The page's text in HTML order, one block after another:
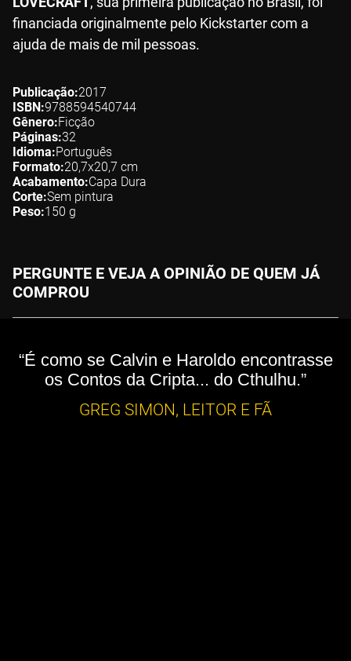
financiada originalmente pelo Kickstarter com a
ajuda de mais de mil pessoas.
Publicação 2017
ISBN 9788594540744
Gênero Ficção
Páginas 32
Idioma Português
Formato 20,7x20,7 cm
Acabamento Capa Dura
Corte Sem pintura
Peso 150 g
PERGUNTE E VEJA A OPINIÃO DE QUEM JÁ
COMPROU
“É como se Calvin e Haroldo encontrasse
os Contos da Cripta... do Cthulhu.”
GREG SIMON, LEITOR E FÃ